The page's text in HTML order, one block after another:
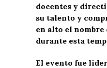
docentes y
su talento y
en alto el nombre
durante esta
El evento fue